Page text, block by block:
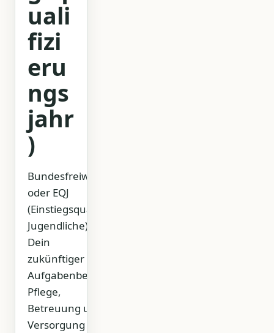
uali
fizi
eru
ngs
jahr
)
Bundesfreiwilligendienst
oder EQJ
(Einstiegsqualifizierung
Jugendliche)
Dein
zukünftiger
Aufgabenbereich:
Pflege,
Betreuung und
Versorgung